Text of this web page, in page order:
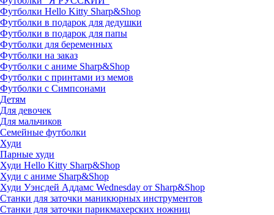
Футболки Hello Kitty Sharp&Shop
Футболки в подарок для дедушки
Футболки в подарок для папы
Футболки для беременных
Футболки на заказ
Футболки с аниме Sharp&Shop
Футболки с принтами из мемов
Футболки с Симпсонами
Детям
Для девочек
Для мальчиков
Семейные футболки
Худи
Парные худи
Худи Hello Kitty Sharp&Shop
Худи с аниме Sharp&Shop
Худи Уэнсдей Аддамс Wednesday от Sharp&Shop
Станки для заточки маникюрных инструментов
Станки для заточки парикмахерских ножниц